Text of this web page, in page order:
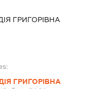
ГРИГОРІВНА
ГРИГОРІВНА